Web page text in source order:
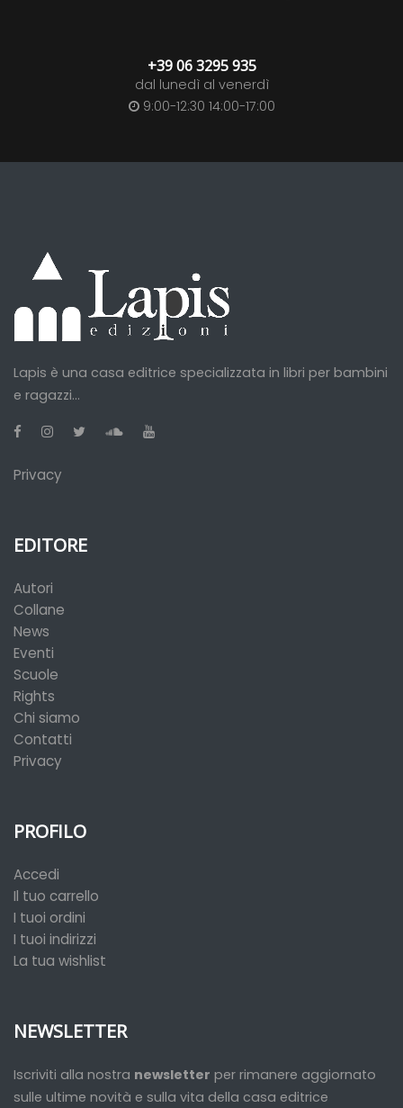
+39 06 3295 935
dal lunedì al venerdì
9:00-12:30 14:00-17:00
Lapis è una casa editrice specializzata in libri per bambini
e ragazzi...
Privacy
EDITORE
Autori
Collane
News
Eventi
Scuole
Rights
Chi siamo
Contatti
Privacy
PROFILO
Accedi
Il tuo carrello
I tuoi ordini
I tuoi indirizzi
La tua wishlist
NEWSLETTER
Iscriviti alla nostra newsletter per rimanere aggiornato
sulle ultime novità e sulla vita della casa editrice